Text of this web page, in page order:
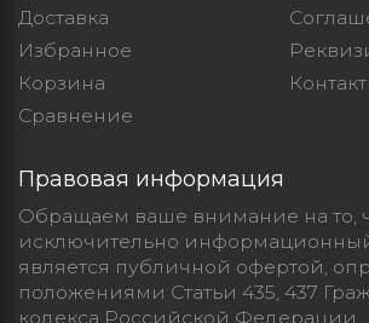
Доставка
Избранное
Корзина
Сравнение
Правовая информация
Обращаем ваше внимание на то,
исключительно
является публичной офертой,
положениями Статьи 435, 437
кодекса Российской Федерации.